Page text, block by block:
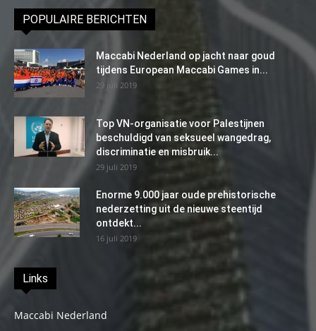
POPULAIRE BERICHTEN
Maccabi Nederland op jacht naar goud
tijdens European Maccabi Games in...
29 juli 2019
Top VN-organisatie voor Palestijnen
beschuldigd van seksueel wangedrag,
discriminatie en misbruik...
29 juli 2019
Enorme 9.000 jaar oude prehistorische
nederzetting uit de nieuwe steentijd
ontdekt...
16 juli 2019
Links
Maccabi Nederland